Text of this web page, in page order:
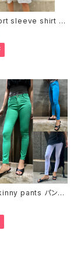
sleeve shirt o
ピース シャツワ
トライプ
pants パンツ
レッチ カラバリ